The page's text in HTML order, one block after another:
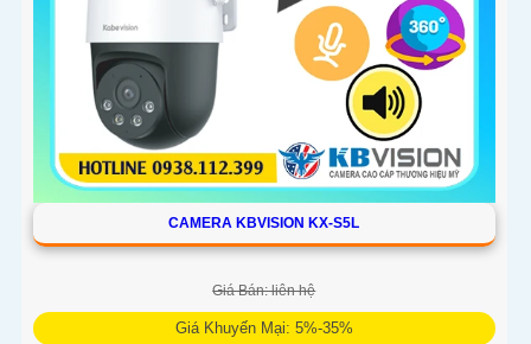
CAMERA KBVISION KX-S5L
Giá Bán: liên hệ
Giá Khuyến Mại: 5%-35%